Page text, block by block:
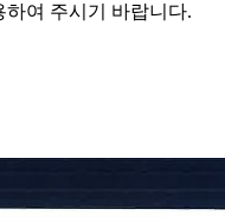
여 주시기 바랍니다.